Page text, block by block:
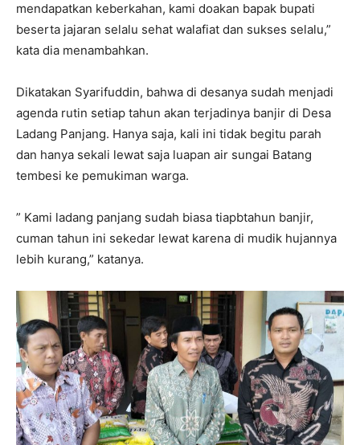
mendapatkan keberkahan, kami doakan bapak bupati
beserta jajaran selalu sehat walafiat dan sukses selalu,”
kata dia menambahkan.
Dikatakan Syarifuddin, bahwa di desanya sudah menjadi
agenda rutin setiap tahun akan terjadinya banjir di Desa
Ladang Panjang. Hanya saja, kali ini tidak begitu parah
dan hanya sekali lewat saja luapan air sungai Batang
tembesi ke pemukiman warga.
” Kami ladang panjang sudah biasa tiapbtahun banjir,
cuman tahun ini sekedar lewat karena di mudik hujannya
lebih kurang,” katanya.